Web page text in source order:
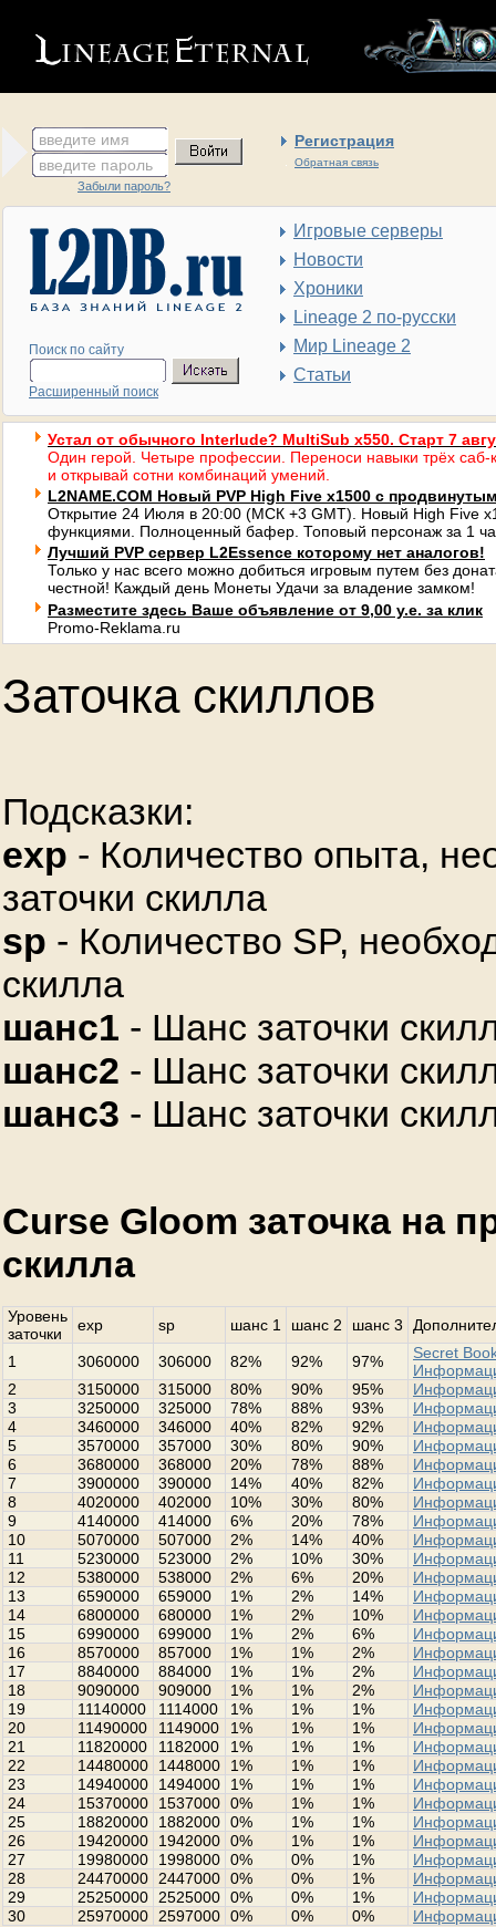
введите имя Регистрация
Обратная связь
введите пароль
Забыли пароль?
Поиск по сайту
Расширенный поиск
Игровые серверы
Новости
Хроники
Lineage 2 по-русски
Мир Lineage 2
Статьи
Устал от обычного Interlude? MultiSub x550. Старт 7
Один герой. Четыре профессии. Переноси навыки трёх саб-
и открывай сотни комбинаций умений.
L2NAME.COM Новый PVP High Five x1500 с
Открытие 24 Июля в 20:00 (МСК +3 GMT). Новый High Five
функциями. Полноценный бафер. Топовый персонаж за 1
Лучший PVP сервер L2Essence которому нет аналогов!
Только у нас всего можно добиться игровым путем без
честной! Каждый день Монеты Удачи за владение замком!
Разместите здесь Ваше объявление от 9,00 у.е. за клик
Promo-Reklama.ru
Заточка скиллов
Подсказки:
exp - Количество опыта,
заточки скилла
sp - Количество SP,
скилла
шанс1 - Шанс заточки
шанс2 - Шанс заточки
шанс3 - Шанс заточки
Curse Gloom заточка на
скилла
Уровень
заточки
exp sp шанс 1 шанс 2 шанс 3
1 3060000 306000 82% 92% 97%
Secret
2
3150000 315000 80% 90% 95%
3
3250000 325000 78% 88% 93%
4
3460000 346000 40% 82% 92%
5
3570000 357000 30% 80% 90%
6
3680000 368000 20% 78% 88%
7
3900000 390000 14% 40% 82%
8
4020000 402000 10% 30% 80%
9
4140000 414000 6% 20% 78%
10
5070000 507000 2% 14% 40%
11
5230000 523000 2% 10% 30%
12
5380000 538000 2% 6% 20%
13
6590000 659000 1% 2% 14%
14
6800000 680000 1% 2% 10%
15
6990000 699000 1% 2% 6%
16
8570000 857000 1% 1% 2%
17
8840000 884000 1% 1% 2%
18
9090000 909000 1% 1% 2%
19
11140000 1114000 1% 1% 1%
20
11490000 1149000 1% 1% 1%
21
11820000 1182000 1% 1% 1%
22
14480000 1448000 1% 1% 1%
23
14940000 1494000 1% 1% 1%
24
15370000 1537000 0% 1% 1%
25
18820000 1882000 0% 1% 1%
26
19420000 1942000 0% 1% 1%
27
19980000 1998000 0% 0% 1%
28
24470000 2447000 0% 0% 1%
29
25250000 2525000 0% 0% 1%
30
25970000 2597000 0% 0% 0%